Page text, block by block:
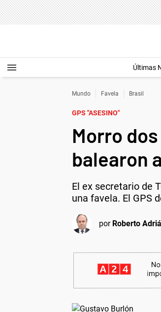
Últimas
Mundo Favela Brasil
GPS "ASESINO"
Morro
balearon
El ex secretario de
una favela. El GPS
por Roberto